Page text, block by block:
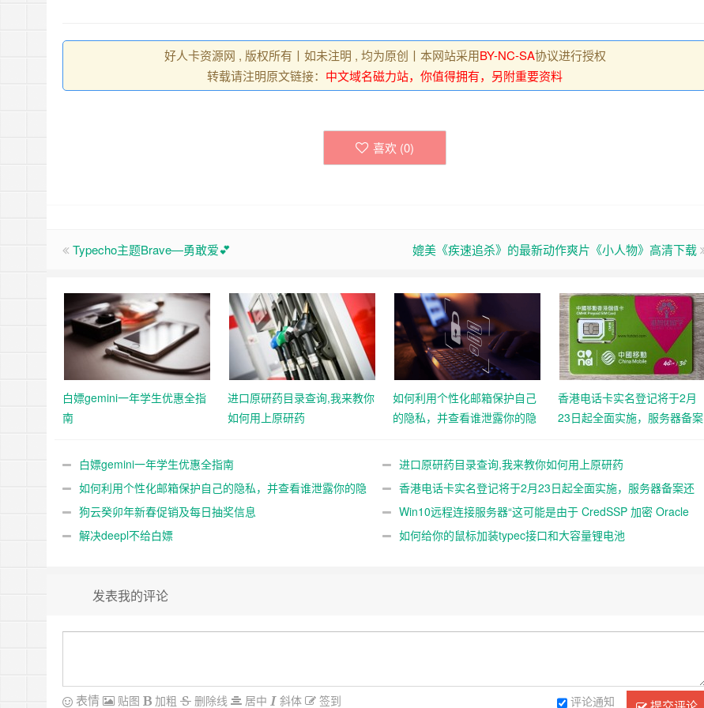
好人卡资源网 , 版权所有丨如未注明 , 均为原创丨本网站采用BY-NC-SA协议进行授权
转载请注明原文链接： 中文域名磁力站，你值得拥有，另附重要资料
喜欢 (0)
Typecho主题Brave—勇敢爱💕 媲美《疾速追杀》的最新动作爽片《小人物》高清下载
白嫖gemini一年学生优惠全指
南
进口原研药目录查询,我来教你
如何用上原研药
如何利用个性化邮箱保护自己
的隐私，并查看谁泄露你的隐
香港电话卡实名登记将于2月
23日起全面实施，服务器备案
白嫖gemini一年学生优惠全指南
进口原研药目录查询,我来教你如何用上原研药
如何利用个性化邮箱保护自己的隐私，并查看谁泄露你的隐
私
香港电话卡实名登记将于2月23日起全面实施，服务器备案还
远吗？
狗云癸卯年新春促销及每日抽奖信息
Win10远程连接服务器“这可能是由于 CredSSP 加密 Oracle
修正”解决办法
解决deepl不给白嫖 如何给你的鼠标加装typec接口和大容量锂电池
发表我的评论
评论通知
表情 贴图 加粗 删除线 居中 斜体 签到